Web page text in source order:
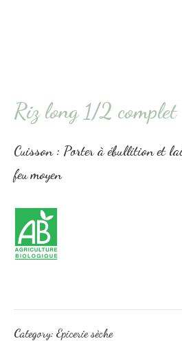
Riz long 1/2 complet
Cuisson : Porter à ébullition et
feu moyen
Category: Epicerie sèche